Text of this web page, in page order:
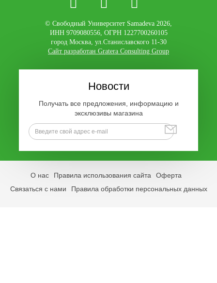
© Свободный Университет Samadeva 2026,
ИНН 9709080556, ОГРН 1227700260105
город Москва, ул.Станиславского 11-30
Сайт разработан Gratera Consulting Group
Новости
Получать все предложения, информацию и
эксклюзивы магазина
О нас Правила использования сайта
Оферта
Связаться с нами
Правила обработки персональных данных